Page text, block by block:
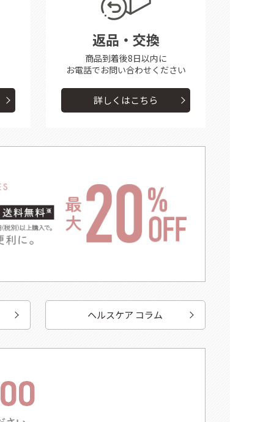
返品・交換
商品到着後8日以内に
お電話でお問い合わせください
詳しくはこちら
ヘルスケア コラム